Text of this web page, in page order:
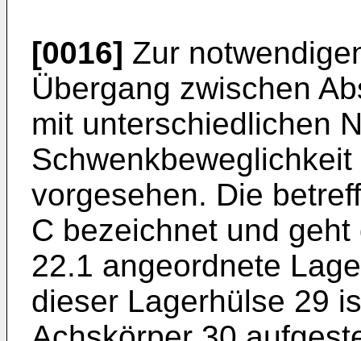
[0016] Zur
Übergang zwischen
mit unterschiedlichen
vorgesehen. Die
C bezeichnet und
22.1 angeordnete
dieser Lagerhülse 29